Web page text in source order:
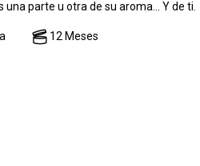
parte u otra de su aroma... Y de ti.
12 Meses